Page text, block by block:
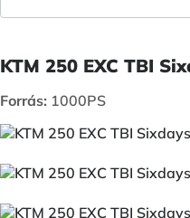
KTM 250 EXC TBI
Forrás: 1000PS